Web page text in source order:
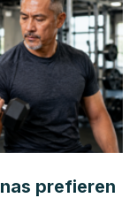
prefieren